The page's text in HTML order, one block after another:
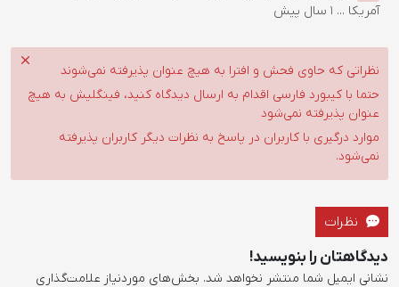
آمریکا ... 1 سال پیش
نظراتی که حاوی فحش و افترا به هیچ عنوان پذیرفته نمی‌شوند
حتما با کیبورد فارسی اقدام به ارسال دیدگاه کنید، فینگلیش به هیچ
عنوان پذیرفته نمی‌شود
موارد درگیری با کاربران در پاسخ به نظرات دیگر کاربران پذیرفته
نمی‌شود.
نظرات
دیدگاهتان را بنویسید!
نشانی ایمیل شما منتشر نخواهد شد. بخش‌های موردنیاز علامت‌گذاری